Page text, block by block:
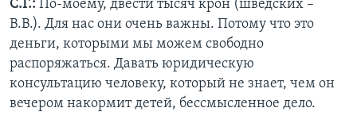
С.Г.: По-моему, двести тысяч крон (шведских –
В.В.). Для нас они очень важны. Потому что это
деньги, которыми мы можем свободно
распоряжаться. Давать юридическую
консультацию человеку, который не знает, чем он
вечером накормит детей, бессмысленное дело.